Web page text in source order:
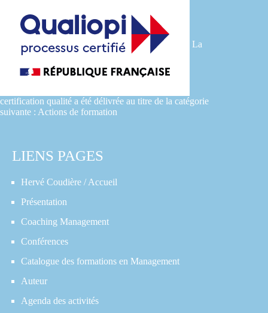
La
certification qualité a été délivrée au titre de la catégorie
suivante : Actions de formation
LIENS PAGES
Hervé Coudière / Accueil
Présentation
Coaching Management
Conférences
Catalogue des formations en Management
Auteur
Agenda des activités